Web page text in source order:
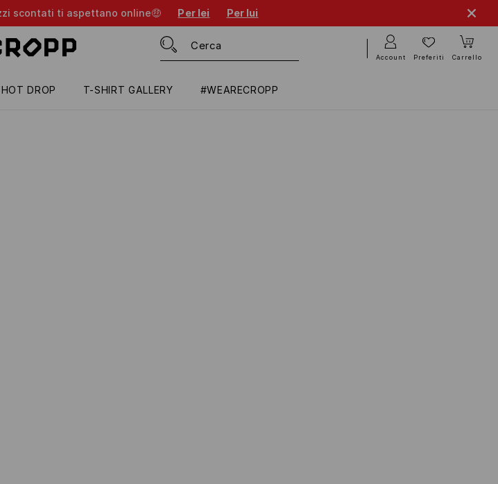
scontati ti aspettano online🤑 Per lei Per lui
HOT DROP T-SHIRT GALLERY #WEARECROPP
Account Preferiti Carrello